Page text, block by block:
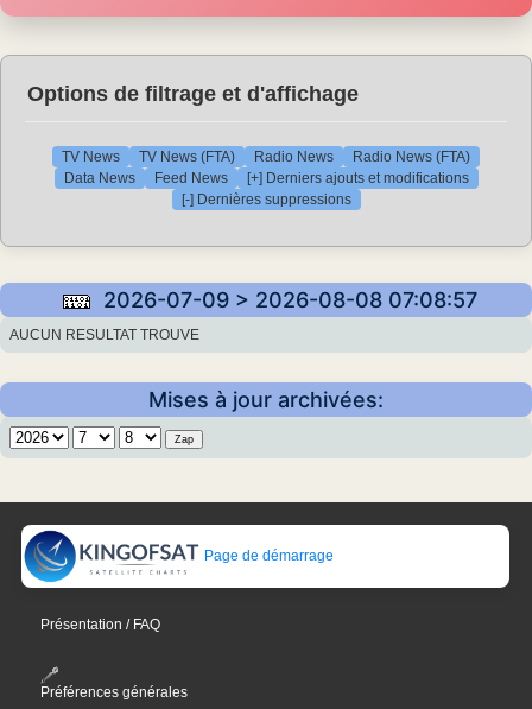
Options de filtrage et d'affichage
TV News TV News (FTA) Radio News
Radio News (FTA)
Data News
Feed News
[+] Derniers ajouts et modifications
[-] Dernières suppressions
2026-07-09 > 2026-08-08 07:08:57
AUCUN RESULTAT TROUVE
Mises à jour archivées:
Page de démarrage
Présentation / FAQ
Préférences générales